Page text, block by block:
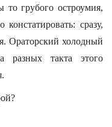
грубого остроумия,
сразу,
Ораторский холодный
такта этого